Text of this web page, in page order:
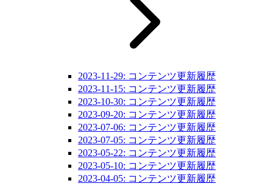
2023-11-29: コンテンツ更新履歴
2023-11-15: コンテンツ更新履歴
2023-10-30: コンテンツ更新履歴
2023-09-20: コンテンツ更新履歴
2023-07-06: コンテンツ更新履歴
2023-07-05: コンテンツ更新履歴
2023-05-22: コンテンツ更新履歴
2023-05-10: コンテンツ更新履歴
2023-04-05: コンテンツ更新履歴